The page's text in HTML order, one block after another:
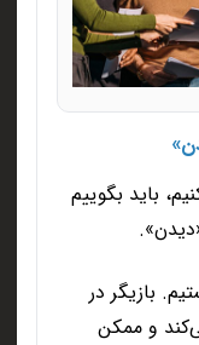
»
باید بگوییم
».
بازیگر در
و ممکن